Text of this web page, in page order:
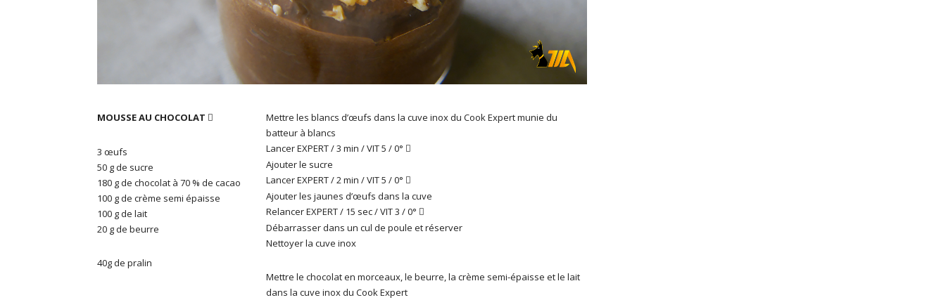
MOUSSE AU CHOCOLAT 
3 œufs
50 g de sucre
180 g de chocolat à 70 % de cacao
100 g de crème semi épaisse
100 g de lait
20 g de beurre
40g de pralin
Mettre les blancs d’œufs dans la cuve inox du Cook Expert munie du
batteur à blancs
Lancer EXPERT / 3 min / VIT 5 / 0° 
Ajouter le sucre
Lancer EXPERT / 2 min / VIT 5 / 0° 
Ajouter les jaunes d’œufs dans la cuve
Relancer EXPERT / 15 sec / VIT 3 / 0° 
Débarrasser dans un cul de poule et réserver
Nettoyer la cuve inox
Mettre le chocolat en morceaux, le beurre, la crème semi-épaisse et le lait
dans la cuve inox du Cook Expert